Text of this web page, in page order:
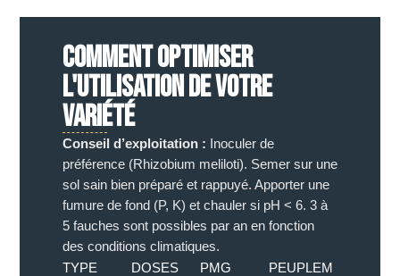
COMMENT OPTIMISER
L'UTILISATION DE VOTRE
VARIÉTÉ
Conseil d’exploitation : Inoculer de
préférence (Rhizobium meliloti). Semer sur une
sol sain bien préparé et rappuyé. Apporter une
fumure de fond (P, K) et chauler si pH < 6. 3 à
5 fauches sont possibles par an en fonction
des conditions climatiques.
TYPE
DOSES
PMG
PEUPLEM